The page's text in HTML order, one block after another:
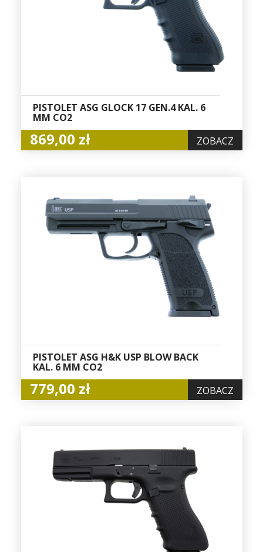
PISTOLET ASG GLOCK 17 GEN.4 KAL. 6
MM CO2
869,00 zł ZOBACZ
PISTOLET ASG H&K USP BLOW BACK
KAL. 6 MM CO2
779,00 zł ZOBACZ